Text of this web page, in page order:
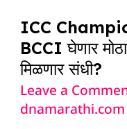
ICC
BCCI घेणार
मिळणार संधी?
Leave a
dnamarathi.com
मोहम्मद
सिराजला
मिळणार
संधी?